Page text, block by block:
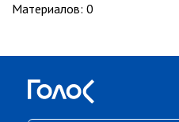
Материалов: 0